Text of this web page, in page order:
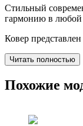
Стильный
гармонию в любой
Ковер
Читать полностью
Похожие